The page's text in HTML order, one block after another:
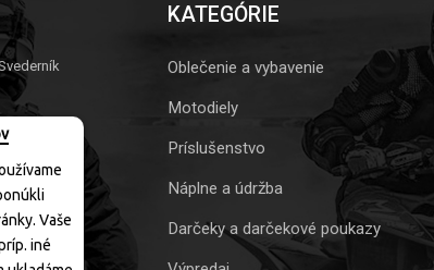
Vaše
iné
41
049
17:30
KATEGÓRIE
Oblečenie a vybavenie
Motodiely
Príslušenstvo
Náplne a údržba
Darčeky a darčekové poukazy